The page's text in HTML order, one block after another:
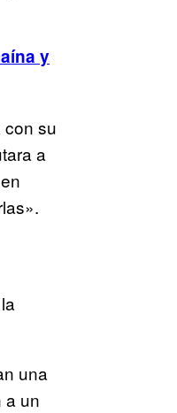
y
su
a
una
a un